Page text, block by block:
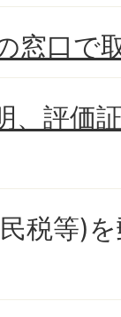
窓口で
、評価
税等)